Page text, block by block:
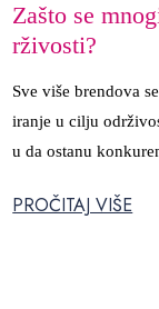
Zašto se
rživosti?
Sve više brendova
iranje u cilju
u da ostanu
PROČITAJ VIŠE